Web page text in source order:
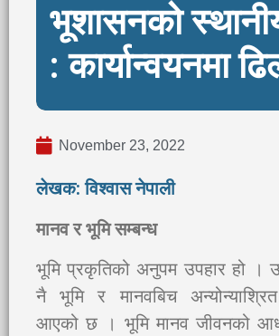
भूशासनको
: कार्यान्वयनमा
November 23, 2022
लेखक: विश्वास नेपाली
मानव र भूमि सम्बन्ध
भूमि प्रकृतिको अनुपम उपहार हो ।
नै भूमि र मानवबिच
आएको छ । भूमि मानव जीवनको